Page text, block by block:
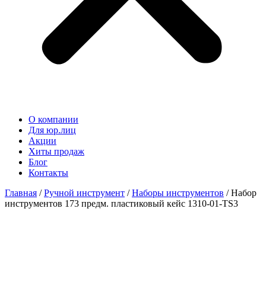
О компании
Для юр.лиц
Акции
Хиты продаж
Блог
Контакты
Главная /Ручной инструмент /Наборы инструментов / Набор
инструментов 173 предм. пластиковый кейс 1310-01-TS3